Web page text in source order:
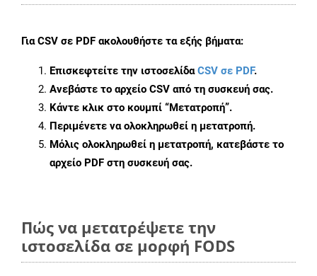
ΓιαCSV σε PDF ακολουθήστε τα εξής βήματα:
Επισκεφτείτε την ιστοσελίδαCSV σε PDF.
Ανεβάστε το αρχείο CSV από τη συσκευή σας.
Κάντε κλικ στο κουμπί “Μετατροπή”.
Περιμένετε να ολοκληρωθεί η μετατροπή.
Μόλις ολοκληρωθεί η μετατροπή, κατεβάστε το
αρχείο PDF στη συσκευή σας.
Πώς να μετατρέψετε την
ιστοσελίδα σε μορφή FODS